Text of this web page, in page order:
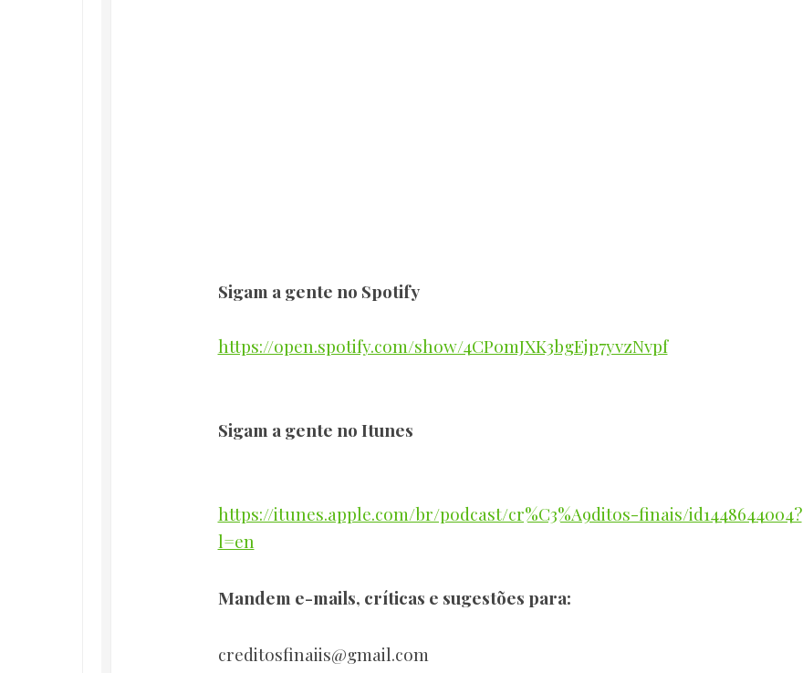
Sigam a gente no Spotify
https://open.spotify.com/show/4CP0mJXK3bgEjp7yvzNvpf
Sigam a gente no Itunes
https://itunes.apple.com/br/podcast/cr%C3%A9ditos-finais/id1448644004?
l=en
Mandem e-mails, críticas e sugestões para:
creditosfinaiis@gmail.com